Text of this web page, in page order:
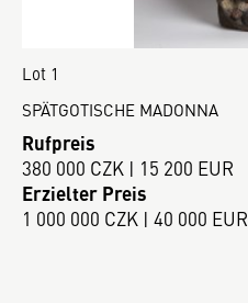
Lot 1
SPÄTGOTISCHE MADONNA
Rufpreis
380 000 CZK | 15 200 EUR
Erzielter Preis
1 000 000 CZK | 40 000 EUR